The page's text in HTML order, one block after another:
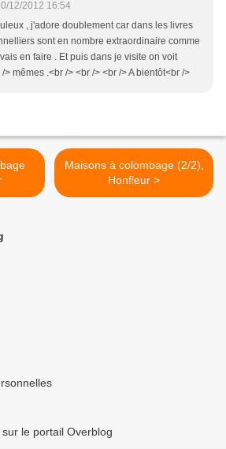
12/2012 16:54
, j'adore doublement car dans les livres
sont en nombre extraordinaire comme
en faire . Et puis dans je visite on voit
> mêmes .<br /> <br /> <br /> A bientôt<br />
Maisons à colombage (2/2),
Honfleur >
le portail Overblog